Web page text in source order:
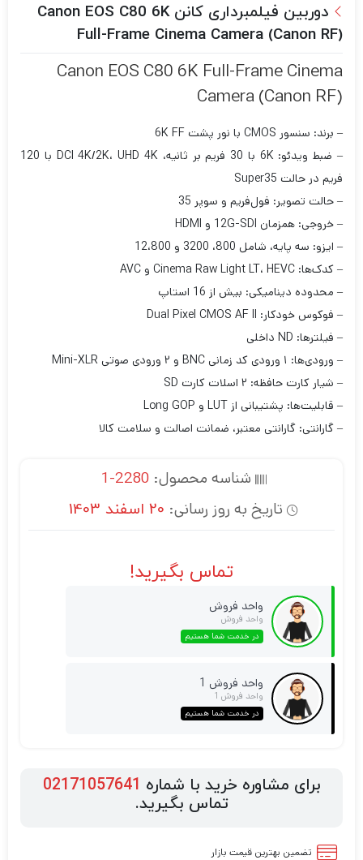
دوربین فیلمبرداری کانن Canon EOS C80 6K
Full-Frame Cinema Camera (Canon RF)
Canon EOS C80 6K Full-Frame Cinema
Camera (Canon RF)
– برند: سنسور CMOS با نور پشت 6K FF
– ضبط ویدئو: 6K با 30 فریم بر ثانیه، DCI 4K/2K، UHD 4K با 120
فریم در حالت Super35
– حالت تصویر: فول‌فریم و سوپر 35
– خروجی: همزمان 12G-SDI و HDMI
– ایزو: سه پایه، شامل 800، 3200 و 12،800
– کدک‌ها: Cinema Raw Light LT، HEVC و AVC
– محدوده دینامیکی: بیش از 16 استاپ
– فوکوس خودکار: Dual Pixel CMOS AF II
– فیلترها: ND داخلی
– ورودی‌ها: ۱ ورودی کد زمانی BNC و ۲ ورودی صوتی Mini-XLR
– شیار کارت حافظه: ۲ اسلات کارت SD
– قابلیت‌ها: پشتیبانی از LUT و Long GOP
– گارانتی: گارانتی معتبر، ضمانت اصالت و سلامت کالا
شناسه محصول:2280-1
تاریخ به روز رسانی: 20 اسفند 1403
تماس بگیرید!
واحد فروش
واحد فروش
در خدمت شما هستیم
واحد فروش 1
واحد فروش 1
در خدمت شما هستیم
برای مشاوره خرید با شماره 02171057641
تماس بگیرید.
تضمین بهترین قیمت بازار